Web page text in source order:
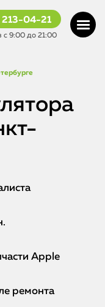
213-04-21
с 9:00 до 21:00
Apple
ремонта